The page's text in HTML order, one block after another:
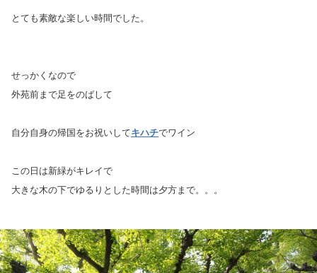
とても素敵な楽しい時間でした。
せっかくなので
外苑前まで足をのばして
自分自身の帰国をお祝いしてキハチでワイン
この日は新緑がキレイで
大きな木の下でゆるりとした時間は夕方まで。。。